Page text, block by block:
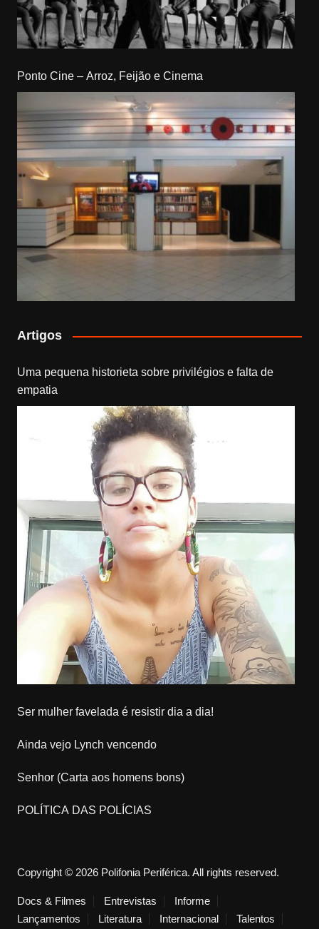
Ponto Cine – Arroz, Feijão e Cinema
Artigos
Uma pequena historieta sobre privilégios e falta de
empatia
Ser mulher favelada é resistir dia a dia!
Ainda vejo Lynch vencendo
Senhor (Carta aos homens bons)
POLÍTICA DAS POLÍCIAS
Copyright © 2026 Polifonia Periférica. All rights reserved.
Docs & Filmes Entrevistas
Informe
Lançamentos
Literatura Internacional Talentos